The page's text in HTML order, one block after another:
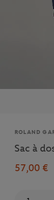
Marque
ROLAND
Sac à
57,00 €